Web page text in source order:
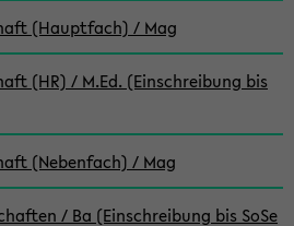
(Hauptfach) / Mag
(HR) / M.Ed. (Einschreibung bis
(Nebenfach) / Mag
/ Ba (Einschreibung bis SoSe